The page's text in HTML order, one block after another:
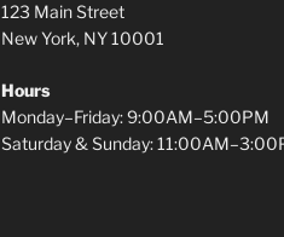
123 Main Street
New York, NY 10001
Hours
Monday–Friday: 9:00AM–5:00PM
Saturday & Sunday: